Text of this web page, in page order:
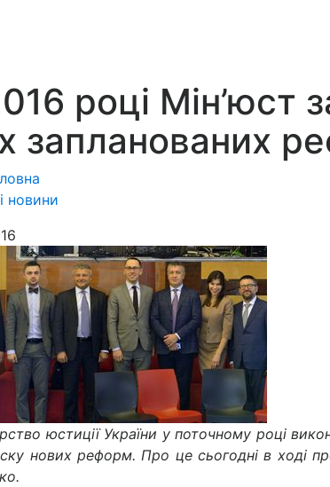
році Мін’юст
запланованих
новини
юстиції України у поточному році
нових реформ. Про це сьогодні в ході